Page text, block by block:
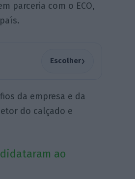
parceria com o ECO,
Escolher›
da empresa e da
do calçado e
ao